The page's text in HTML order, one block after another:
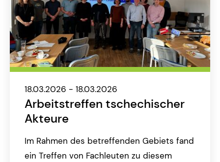
18.03.2026 - 18.03.2026
Arbeitstreffen tschechischer
Akteure
Im Rahmen des betreffenden Gebiets fand
ein Treffen von Fachleuten zu diesem